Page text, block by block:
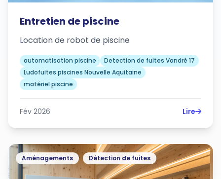
Entretien de piscine
Location de robot de piscine
automatisation piscine
Detection de fuites Vandré 17
Ludofuites piscines Nouvelle Aquitaine
matériel piscine
Fév 2026 Lire
Aménagements Détection de fuites